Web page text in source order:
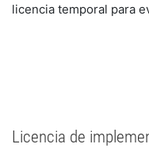
licencia temporal para
Licencia de